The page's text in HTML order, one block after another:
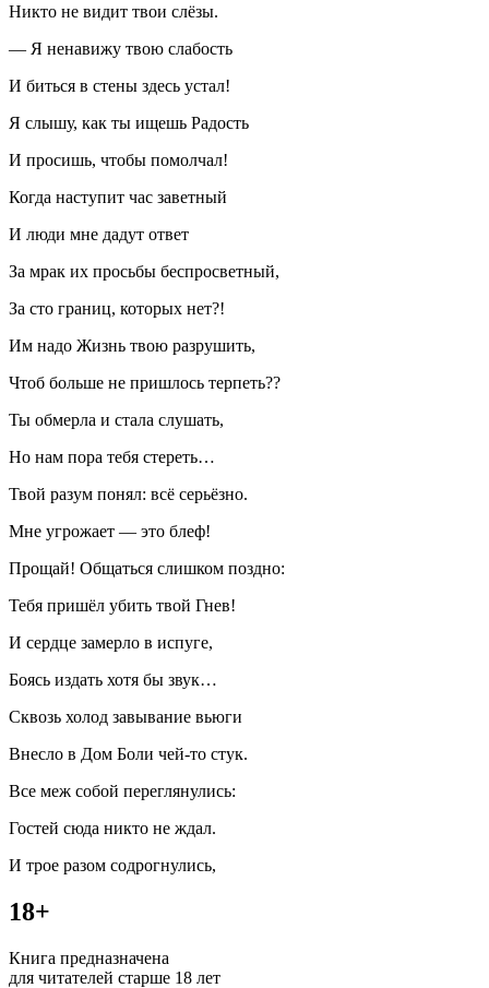
Никто не видит твои слёзы.
— Я ненавижу твою слабость
И биться в стены здесь устал!
Я слышу, как ты ищешь Радость
И просишь, чтобы помолчал!
Когда наступит час заветный
И люди мне дадут ответ
За мрак их просьбы беспросветный,
За сто границ, которых нет?!
Им надо Жизнь твою разрушить,
Чтоб больше не пришлось терпеть??
Ты обмерла и стала слушать,
Но нам пора тебя стереть…
Твой разум понял: всё серьёзно.
Мне угрожает — это блеф!
Прощай! Общаться слишком поздно:
Тебя пришёл убить твой Гнев!
И сердце замерло в испуге,
Боясь издать хотя бы звук…
Сквозь холод завывание вьюги
Внесло в Дом Боли чей-то стук.
Все меж собой переглянулись:
Гостей сюда никто не ждал.
И трое разом содрогнулись,
18+
Книга предназначена
для читателей старше 18 лет